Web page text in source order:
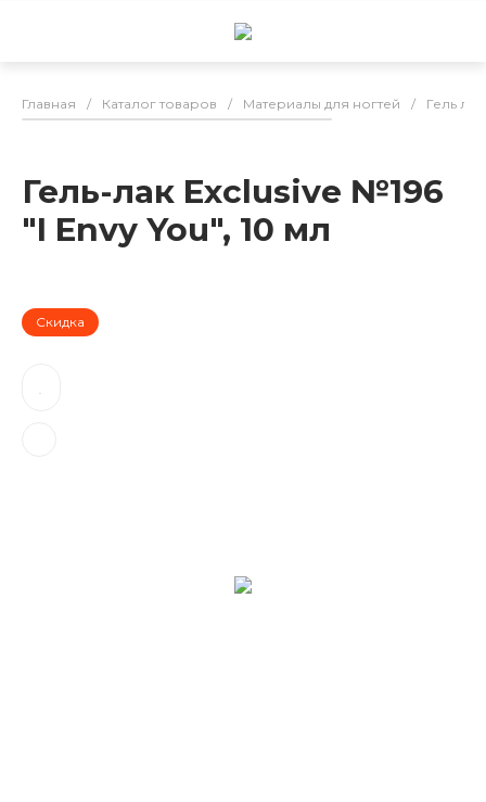
Главная / Каталог товаров / Материалы для ногтей / Гель
Гель-лак Exclusive №196
"I Envy You", 10 мл
Скидка